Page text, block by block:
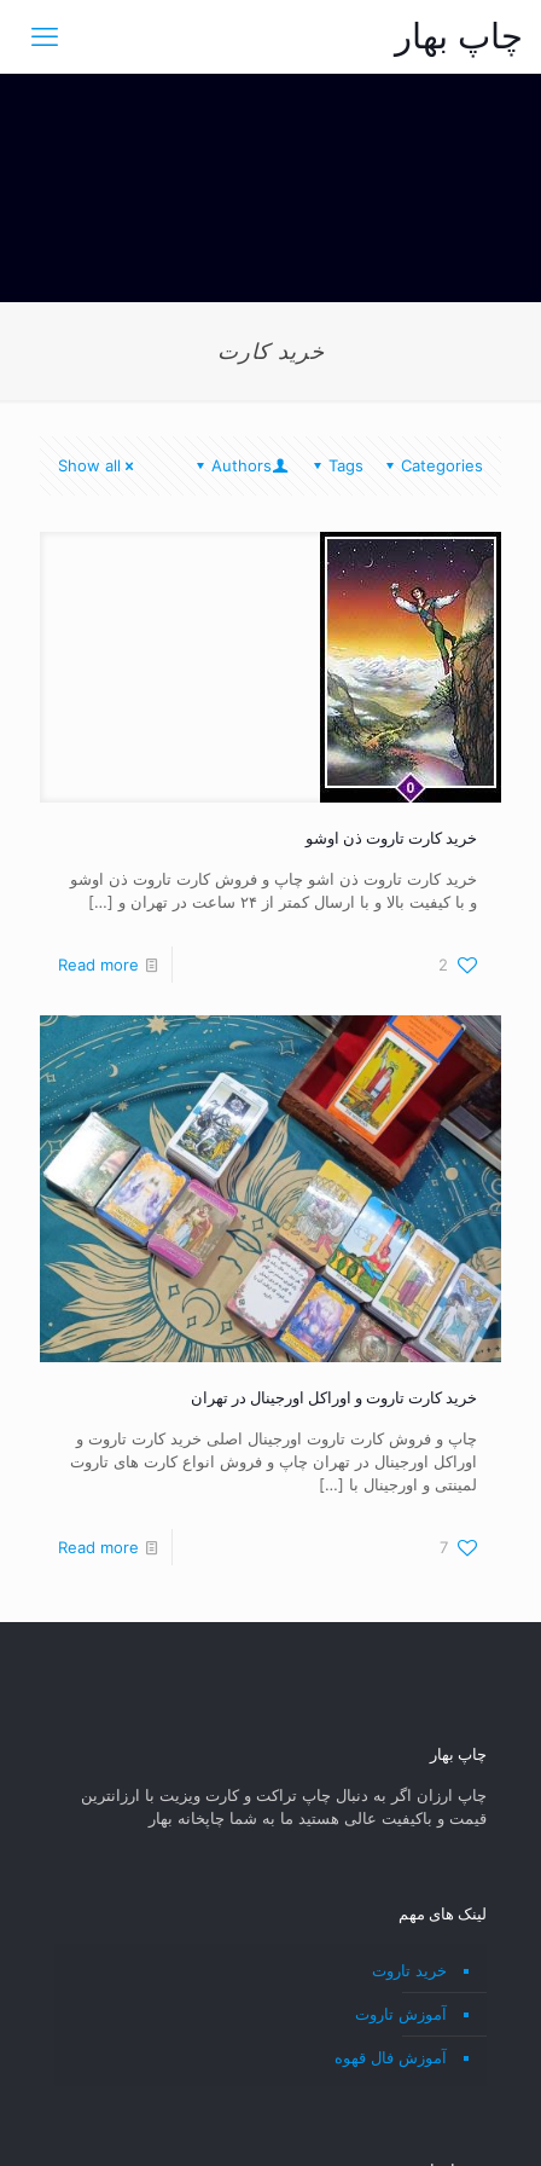
چاپ بهار
خرید کارت
Categories
Tags
Authors
Show all
خرید کارت تاروت ذن اوشو
خرید کارت تاروت ذن اشو چاپ و فروش کارت تاروت ذن اوشو
و با کیفیت بالا و با ارسال کمتر از ۲۴ ساعت در تهران و
[…]
2
Read more
خرید کارت تاروت و اوراکل اورجینال در تهران
چاپ و فروش کارت تاروت اورجینال اصلی خرید کارت تاروت و
اوراکل اورجینال در تهران چاپ و فروش انواع کارت های تاروت
لمینتی و اورجینال با […]
7
Read more
چاپ بهار
چاپ ارزان اگر به دنبال چاپ تراکت و کارت ویزیت با ارزانترین
قیمت و باکیفیت عالی هستید ما به شما چاپخانه بهار
لینک های مهم
خرید تاروت
آموزش تاروت
آموزش فال قهوه